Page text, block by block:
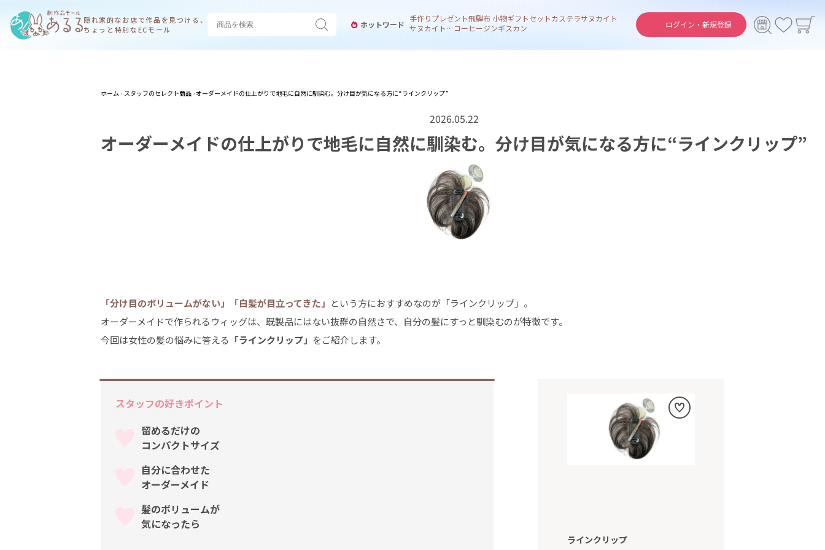
隠れ家的なお店で作品を見つける、
ちょっと特別なECモール
ログイン・ 新規登録
ホットワード
手作りプレゼント飛騨布 小物ギフトセットカステラサヌカイト
サヌカイト 風鈴コーヒージンギスカン
ホーム スタッフのセレクト商品 オーダーメイドの仕上がりで地毛に自然に馴染む。分け目が気になる方に“ラインクリップ”
2026.05.22
オーダーメイドの仕上がりで地毛に自然に馴染む。分け目が気になる方に“ラインクリップ”
「分け目のボリュームがない」「白髪が目立ってきた」 という方におすすめなのが「ラインクリップ」。
オーダーメイドで作られるウィッグは、既製品にはない抜群の自然さで、自分の髪にすっと馴染むのが特徴です。
今回は女性の髪の悩みに答える 「ラインクリップ」 をご紹介します。
スタッフの好きポイント
留めるだけの
コンパクトサイズ
自分に合わせた
オーダーメイド
髪のボリュームが
気になったら
ラインクリップ